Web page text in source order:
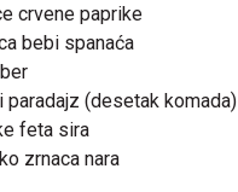
crvene paprike
bebi spanaća
paradajz (desetak komada)
feta sira
zrnaca nara